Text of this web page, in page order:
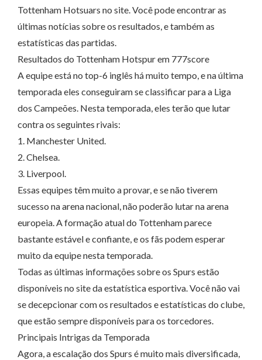
Tottenham Hotsuars no site. Você pode encontrar as
últimas notícias sobre os resultados, e também as
estatísticas das partidas.
Resultados do Tottenham Hotspur em 777score
A equipe está no top-6 inglês há muito tempo, e na última
temporada eles conseguiram se classificar para a Liga
dos Campeões. Nesta temporada, eles terão que lutar
contra os seguintes rivais:
1. Manchester United.
2. Chelsea.
3. Liverpool.
Essas equipes têm muito a provar, e se não tiverem
sucesso na arena nacional, não poderão lutar na arena
europeia. A formação atual do Tottenham parece
bastante estável e confiante, e os fãs podem esperar
muito da equipe nesta temporada.
Todas as últimas informações sobre os Spurs estão
disponíveis no site da estatística esportiva. Você não vai
se decepcionar com os resultados e estatísticas do clube,
que estão sempre disponíveis para os torcedores.
Principais Intrigas da Temporada
Agora, a escalação dos Spurs é muito mais diversificada,